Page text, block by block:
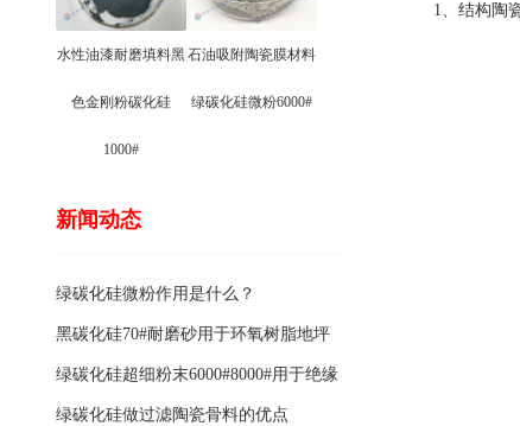
水性油漆耐磨填料黑
色金刚粉碳化硅
1000#
石油吸附陶瓷膜材料
绿碳化硅微粉6000#
新闻动态
绿碳化硅微粉作用是什么？
黑碳化硅70#耐磨砂用于环氧树脂地坪
骨料的特点有哪些？
绿碳化硅超细粉末6000#8000#用于绝缘
涂料的优点
绿碳化硅做过滤陶瓷骨料的优点
1、结构陶瓷